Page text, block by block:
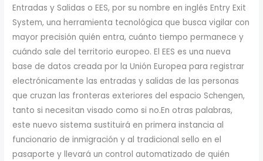
Entradas y Salidas o EES, por su nombre en inglés Entry Exit
System, una herramienta tecnológica que busca vigilar con
mayor precisión quién entra, cuánto tiempo permanece y
cuándo sale del territorio europeo. El EES es una nueva
base de datos creada por la Unión Europea para registrar
electrónicamente las entradas y salidas de las personas
que cruzan las fronteras exteriores del espacio Schengen,
tanto si necesitan visado como si no.En otras palabras,
este nuevo sistema sustituirá en primera instancia al
funcionario de inmigración y al tradicional sello en el
pasaporte y llevará un control automatizado de quién